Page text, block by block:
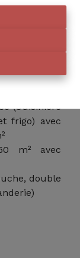
s
parquet et
(Cuisinière
frigo) avec
m² avec
double